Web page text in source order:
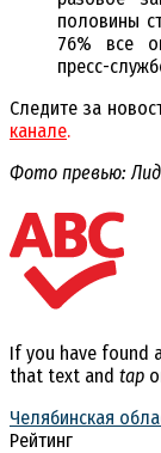
половины
76% все
пресс-
Следите за
канале.
Фото превью:
If you have found
that text and tap
Челябинская
Рейтинг